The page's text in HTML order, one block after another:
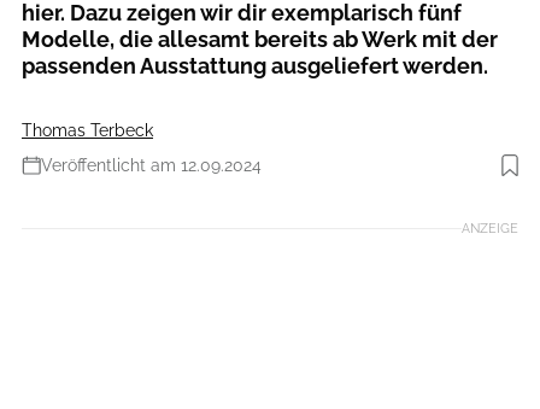
hier. Dazu zeigen wir dir exemplarisch fünf
Modelle, die allesamt bereits ab Werk mit der
passenden Ausstattung ausgeliefert werden.
Thomas Terbeck
Veröffentlicht am 12.09.2024
Foto: Bergamont
ANZEIGE